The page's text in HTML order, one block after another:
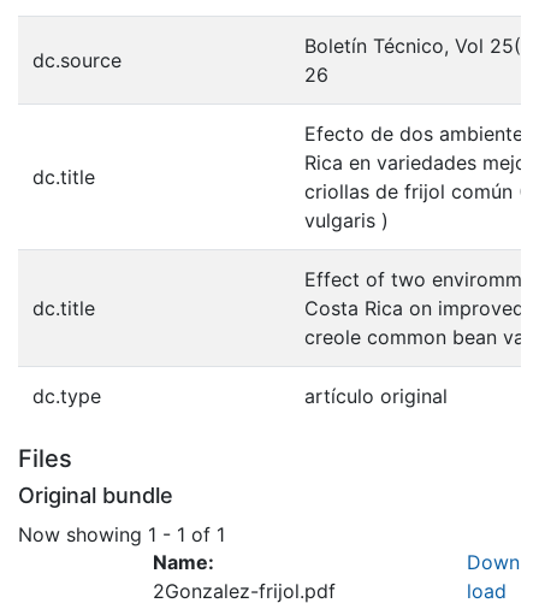
dc.source
Boletín Técnico, Vol
26
dc.title
Efecto de dos
Rica en variedades
criollas de frijol común
vulgaris )
dc.title
Effect of two
Costa Rica on improved
creole common bean
dc.type artículo original
Files
Original bundle
Now showing 1 - 1 of 1
Name:
2Gonzalez-frijol.pdf
Down
load